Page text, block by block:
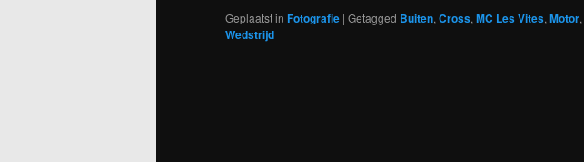
Geplaatst in Fotografie | Getagged Buiten, Cross, MC Les Vites, Motor,
Wedstrijd